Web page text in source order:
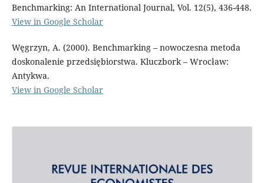
Benchmarking: An International Journal, Vol. 12(5), 436-448.
View in Google Scholar
Węgrzyn, A. (2000). Benchmarking – nowoczesna metoda
doskonalenie przedsiębiorstwa. Kluczbork – Wrocław:
Antykwa.
View in Google Scholar